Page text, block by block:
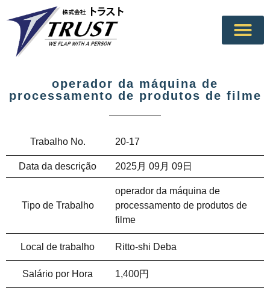
operador da máquina de
processamento de produtos de filme
Trabalho No. 20-17
Data da descrição 2025月 09月 09日
Tipo de Trabalho
operador da máquina de
processamento de produtos de
filme
Local de trabalho Ritto-shi Deba
Salário por Hora 1,400円